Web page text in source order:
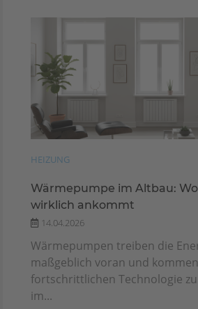
HEIZUNG
Wärmepumpe im Altbau:
wirklich ankommt
14.04.2026
Wärmepumpen treiben die
maßgeblich voran und
fortschrittlichen Technologie
im...